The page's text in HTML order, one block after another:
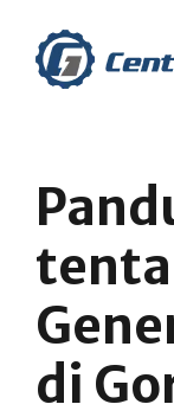
content
di